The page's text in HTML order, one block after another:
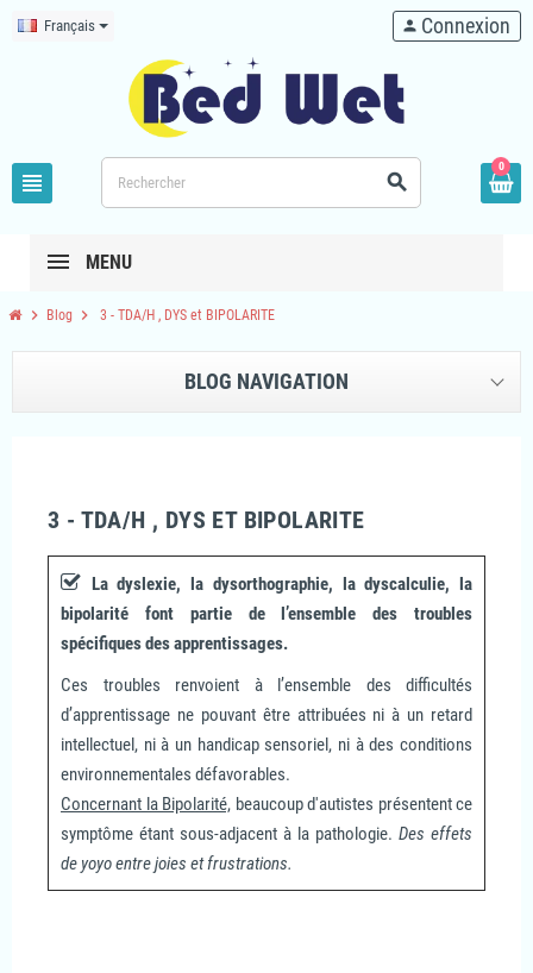
Français
view_headline search
person Connexion
0
MENU
chevron_right Blog chevron_right 3 - TDA/H , DYS et BIPOLARITE
BLOG NAVIGATION
3 - TDA/H , DYS ET BIPOLARITE
La dyslexie, la dysorthographie, la dyscalculie, la
bipolarité font partie de l’ensemble des troubles
spécifiques des apprentissages.
Ces troubles renvoient à l’ensemble des difficultés
d’apprentissage ne pouvant être attribuées ni à un retard
intellectuel, ni à un handicap sensoriel, ni à des conditions
environnementales défavorables.
Concernant la Bipolarité, beaucoup d'autistes présentent ce
symptôme étant sous-adjacent à la pathologie. Des effets
de yoyo entre joies et frustrations.